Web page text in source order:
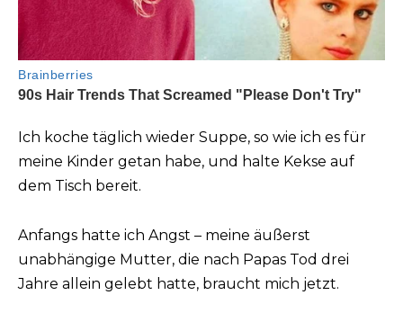
Ich koche täglich wieder Suppe, so wie ich es für
meine Kinder getan habe, und halte Kekse auf
dem Tisch bereit.
Anfangs hatte ich Angst – meine äußerst
unabhängige Mutter, die nach Papas Tod drei
Jahre allein gelebt hatte, braucht mich jetzt.